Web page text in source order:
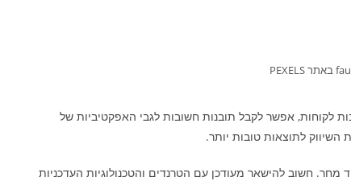
לקוחות, אפשר לקבל תובנות חשובות לגבי האפקטיביות של
השיווק לתוצאות טובות יותר.
חשוב להישאר מעודכן עם הטרנדים והטכנולוגיות העדכניות